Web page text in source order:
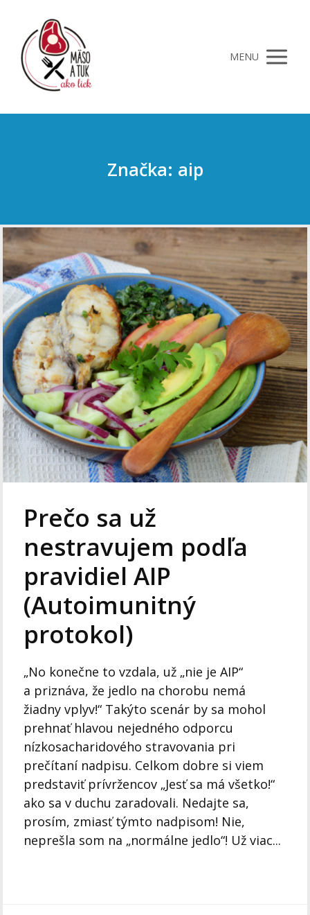
MENU
Značka: aip
Prečo sa už
nestravujem podľa
pravidiel AIP
(Autoimunitný
protokol)
„No konečne to vzdala, už „nie je AIP“
a priznáva, že jedlo na chorobu nemá
žiadny vplyv!“ Takýto scenár by sa mohol
prehnať hlavou nejedného odporcu
nízkosacharidového stravovania pri
prečítaní nadpisu. Celkom dobre si viem
predstaviť prívržencov „Jesť sa má všetko!“
ako sa v duchu zaradovali. Nedajte sa,
prosím, zmiasť týmto nadpisom! Nie,
neprešla som na „normálne jedlo“! Už viac...